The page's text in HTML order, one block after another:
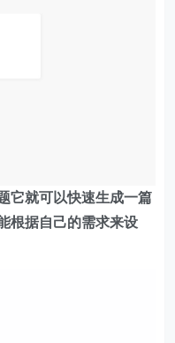
它就可以快速生成一篇
根据自己的需求来设